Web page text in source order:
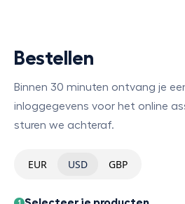
Bestellen
Binnen 30 minuten ontvang je
inloggegevens voor het online
sturen we achteraf.
EUR USD GBP
1